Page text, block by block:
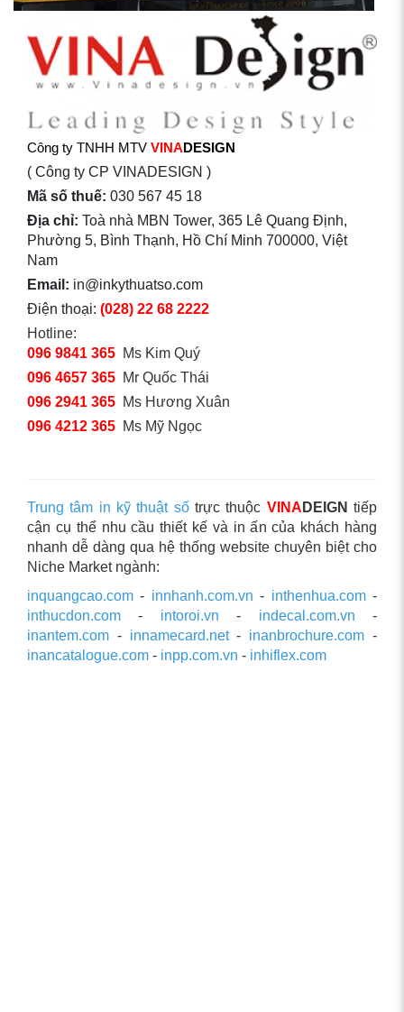
Công ty TNHH MTV VINADESIGN
( Công ty CP VINADESIGN )
Mã số thuế: 030 567 45 18
Địa chỉ: Toà nhà MBN Tower, 365 Lê Quang Định,
Phường 5, Bình Thạnh, Hồ Chí Minh 700000, Việt
Nam
Email: in@inkythuatso.com
Điện thoại: (028) 22 68 2222
Hotline:
096 9841 365 Ms Kim Quý
096 4657 365 Mr Quốc Thái
096 2941 365 Ms Hương Xuân
096 4212 365 Ms Mỹ Ngọc
Trung tâm in kỹ thuật sốtrực thuộc VINA DEIGN tiếp
cận cụ thể nhu cầu thiết kế và in ấn của khách hàng
nhanh dễ dàng qua hệ thống website chuyên biệt cho
Niche Market ngành:
inquangcao.com - innhanh.com.vn - inthenhua.com-
inthucdon.com - intoroi.vn - indecal.com.vn -
inantem.com - innamecard.net- inanbrochure.com -
inancatalogue.com - inpp.com.vn - inhiflex.com